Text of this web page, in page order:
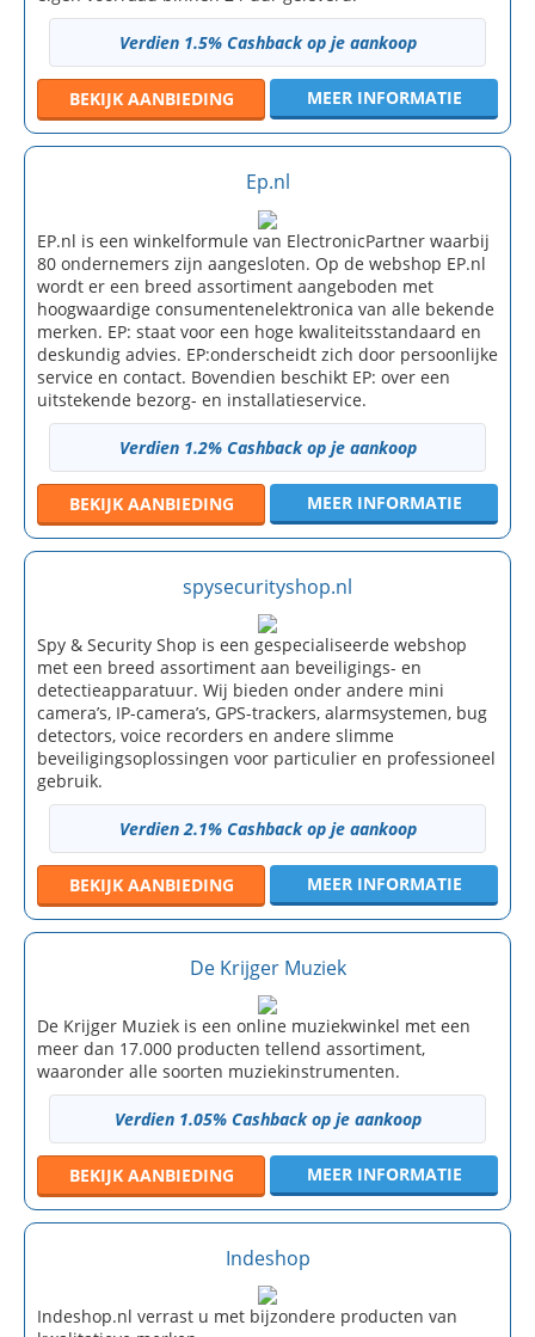
Verdien 1.5% Cashback op je aankoop
BEKIJK AANBIEDING MEER INFORMATIE
Ep.nl
EP.nl is een winkelformule van ElectronicPartner waarbij
80 ondernemers zijn aangesloten. Op de webshop EP.nl
wordt er een breed assortiment aangeboden met
hoogwaardige consumentenelektronica van alle bekende
merken. EP: staat voor een hoge kwaliteitsstandaard en
deskundig advies. EP:onderscheidt zich door persoonlijke
service en contact. Bovendien beschikt EP: over een
uitstekende bezorg- en installatieservice.
Verdien 1.2% Cashback op je aankoop
BEKIJK AANBIEDING MEER INFORMATIE
spysecurityshop.nl
Spy & Security Shop is een gespecialiseerde webshop
met een breed assortiment aan beveiligings- en
detectieapparatuur. Wij bieden onder andere mini
camera’s, IP-camera’s, GPS-trackers, alarmsystemen, bug
detectors, voice recorders en andere slimme
beveiligingsoplossingen voor particulier en professioneel
gebruik.
Verdien 2.1% Cashback op je aankoop
BEKIJK AANBIEDING MEER INFORMATIE
De Krijger Muziek
De Krijger Muziek is een online muziekwinkel met een
meer dan 17.000 producten tellend assortiment,
waaronder alle soorten muziekinstrumenten.
Verdien 1.05% Cashback op je aankoop
BEKIJK AANBIEDING MEER INFORMATIE
Indeshop
Indeshop.nl verrast u met bijzondere producten van